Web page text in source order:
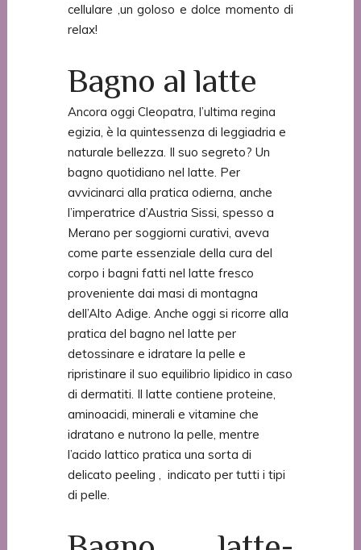
cellulare ,un goloso e dolce momento di
relax!
Bagno al latte
Ancora oggi Cleopatra, l’ultima regina
egizia, è la quintessenza di leggiadria e
naturale bellezza. Il suo segreto? Un
bagno quotidiano nel latte. Per
avvicinarci alla pratica odierna, anche
l’imperatrice d’Austria Sissi, spesso a
Merano per soggiorni curativi, aveva
come parte essenziale della cura del
corpo i bagni fatti nel latte fresco
proveniente dai masi di montagna
dell’Alto Adige. Anche oggi si ricorre alla
pratica del bagno nel latte per
detossinare e idratare la pelle e
ripristinare il suo equilibrio lipidico in caso
di dermatiti. Il latte contiene proteine,
aminoacidi, minerali e vitamine che
idratano e nutrono la pelle, mentre
l’acido lattico pratica una sorta di
delicato peeling , indicato per tutti i tipi
di pelle.